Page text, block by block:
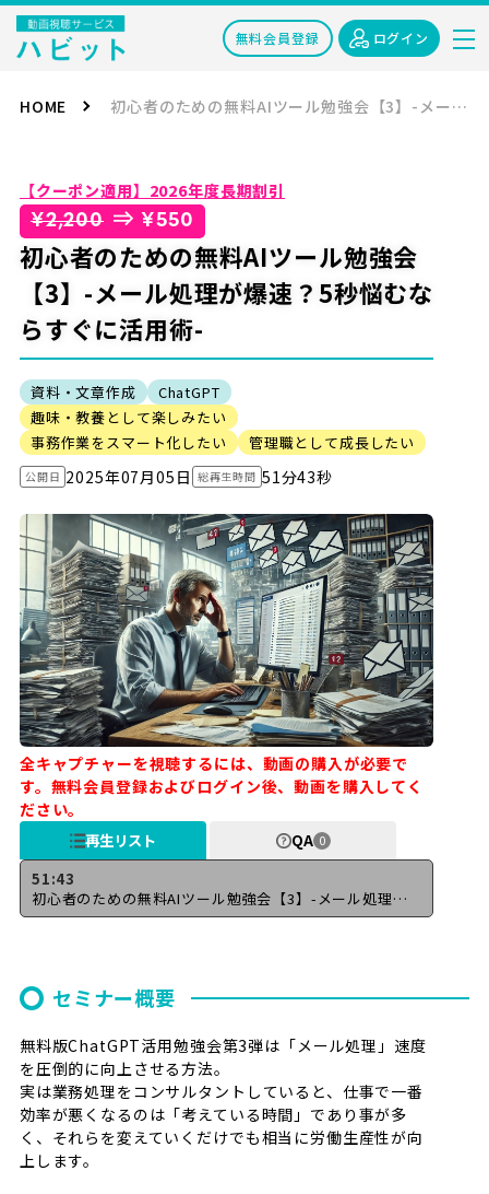
無料会員登録 ログイン
HOME 初心者のための無料AIツール勉強会【3】-メール処理が爆速？5秒悩むならすぐに活用術-
【クーポン適用】2026年度長期割引
¥2,200 ⇒ ¥550
初心者のための無料AIツール勉強会
【3】-メール処理が爆速？5秒悩むな
らすぐに活用術-
資料・文章作成
ChatGPT
趣味・教養として楽しみたい
事務作業をスマート化したい
管理職として成長したい
公開日 2025年07月05日 総再生時間 51分43秒
全キャプチャーを視聴するには、動画の購入が必要で
す。無料会員登録およびログイン後、動画を購入してく
ださい。
再生リスト QA 0
51:43
初心者のための無料AIツール勉強会【3】-メール処理が爆速？5秒悩むならすぐに活用術-
セミナー概要
無料版ChatGPT活用勉強会第3弾は「メール処理」速度
を圧倒的に向上させる方法。
実は業務処理をコンサルタントしていると、仕事で一番
効率が悪くなるのは「考えている時間」であり事が多
く、それらを変えていくだけでも相当に労働生産性が向
上します。